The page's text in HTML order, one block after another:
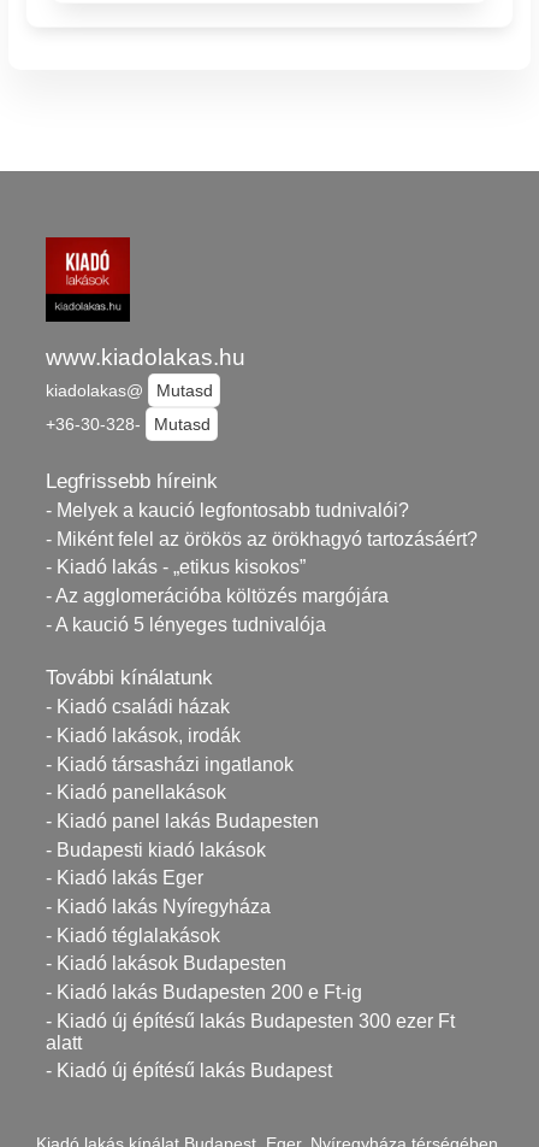
www.kiadolakas.hu
kiadolakas@
Mutasd
+36-30-328-
Mutasd
Legfrissebb híreink
- Melyek a kaució legfontosabb tudnivalói?
- Miként felel az örökös az örökhagyó tartozásáért?
- Kiadó lakás - „etikus kisokos”
- Az agglomerációba költözés margójára
- A kaució 5 lényeges tudnivalója
További kínálatunk
- Kiadó családi házak
- Kiadó lakások, irodák
- Kiadó társasházi ingatlanok
- Kiadó panellakások
- Kiadó panel lakás Budapesten
- Budapesti kiadó lakások
- Kiadó lakás Eger
- Kiadó lakás Nyíregyháza
- Kiadó téglalakások
- Kiadó lakások Budapesten
- Kiadó lakás Budapesten 200 e Ft-ig
- Kiadó új építésű lakás Budapesten 300 ezer Ft
alatt
- Kiadó új építésű lakás Budapest